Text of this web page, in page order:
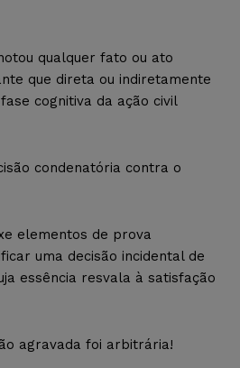
qualquer fato ou ato
que direta ou indiretamente
cognitiva da ação civil
condenatória contra o
elementos de prova
uma decisão incidental de
essência resvala à satisfação
agravada foi arbitrária!